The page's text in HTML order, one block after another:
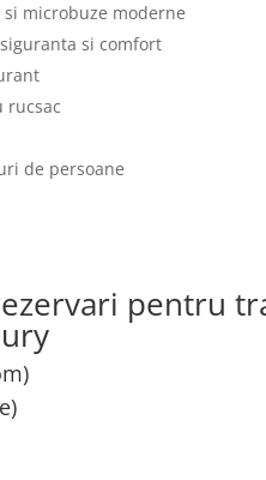
microbuze moderne
si comfort
rucsac
de persoane
pentru